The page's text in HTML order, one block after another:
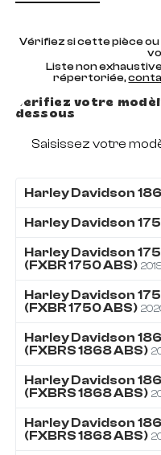
Vérifiez si cette pièce
Liste non
répertoriée,
Vérifiez votre
dessous
Saisissez votre
Harley Davidson
Harley Davidson
Harley Davidson
(FXBR 1750 ABS)
Harley Davidson
(FXBR 1750 ABS)
Harley Davidson
(FXBRS 1868 ABS)
Harley Davidson
(FXBRS 1868 ABS)
Harley Davidson
(FXBRS 1868 ABS)